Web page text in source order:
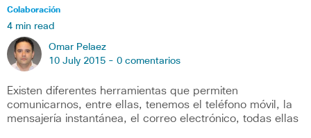
Colaboración
4 min read
Omar Pelaez
10 July 2015 - 0 comentarios
Existen diferentes herramientas que permiten
comunicarnos, entre ellas, tenemos el teléfono móvil, la
mensajería instantánea, el correo electrónico, todas ellas